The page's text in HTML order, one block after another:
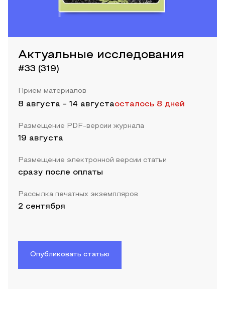
Актуальные исследования
#33 (319)
Прием материалов
8 августа - 14 августаосталось 8 дней
Размещение PDF-версии журнала
19 августа
Размещение электронной версии статьи
сразу после оплаты
Рассылка печатных экземпляров
2 сентября
Опубликовать статью